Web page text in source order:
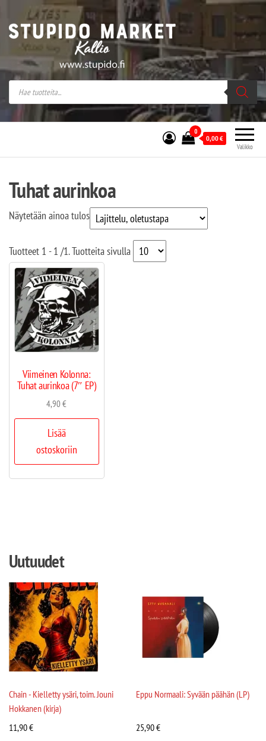
Stupido Market – verkossa ja kivijalassa
Stupido Market on vaihtoehtomusaan
erikoistunut verkko- sekä
kivijalkakauppa Helsingissä Kallion
sydämessä.
Valikko
0
0,00€
Tuhat aurinkoa
Näytetään ainoa tulos
Tuotteet 1 - 1 /1. Tuotteita sivulla
Viimeinen Kolonna:
Tuhat aurinkoa (7″ EP)
4,90€
Lisää
ostoskoriin
Uutuudet
Chain - Kielletty ysäri, toim. Jouni
Hokkanen (kirja)
11,90€
Eppu Normaali: Syvään päähän (LP)
25,90€